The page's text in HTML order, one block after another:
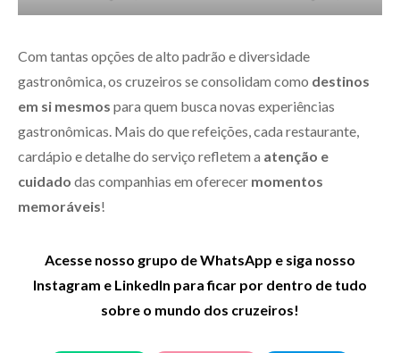
Com tantas opções de alto padrão e diversidade
gastronômica, os cruzeiros se consolidam como destinos
em si mesmos para quem busca novas experiências
gastronômicas. Mais do que refeições, cada restaurante,
cardápio e detalhe do serviço refletem a atenção e
cuidado das companhias em oferecer momentos
memoráveis!
Acesse nosso grupo de WhatsApp e siga nosso
Instagram e LinkedIn para ficar por dentro de tudo
sobre o mundo dos cruzeiros!